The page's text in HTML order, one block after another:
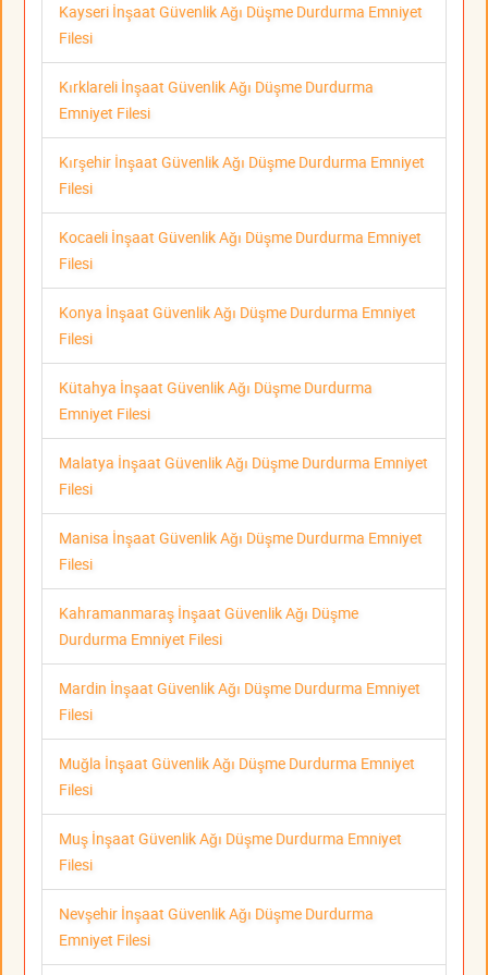
Kayseri İnşaat Güvenlik Ağı Düşme Durdurma Emniyet
Filesi
Kırklareli İnşaat Güvenlik Ağı Düşme Durdurma
Emniyet Filesi
Kırşehir İnşaat Güvenlik Ağı Düşme Durdurma Emniyet
Filesi
Kocaeli İnşaat Güvenlik Ağı Düşme Durdurma Emniyet
Filesi
Konya İnşaat Güvenlik Ağı Düşme Durdurma Emniyet
Filesi
Kütahya İnşaat Güvenlik Ağı Düşme Durdurma
Emniyet Filesi
Malatya İnşaat Güvenlik Ağı Düşme Durdurma Emniyet
Filesi
Manisa İnşaat Güvenlik Ağı Düşme Durdurma Emniyet
Filesi
Kahramanmaraş İnşaat Güvenlik Ağı Düşme
Durdurma Emniyet Filesi
Mardin İnşaat Güvenlik Ağı Düşme Durdurma Emniyet
Filesi
Muğla İnşaat Güvenlik Ağı Düşme Durdurma Emniyet
Filesi
Muş İnşaat Güvenlik Ağı Düşme Durdurma Emniyet
Filesi
Nevşehir İnşaat Güvenlik Ağı Düşme Durdurma
Emniyet Filesi